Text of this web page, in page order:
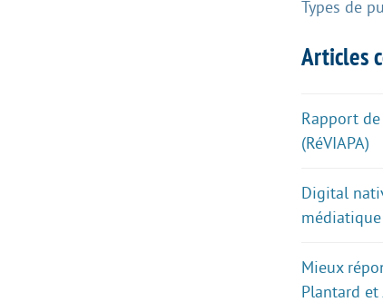
Types de
Articles
Rapport
(RéVIAPA)
Digital
médiatique
Mieux
Plantard et